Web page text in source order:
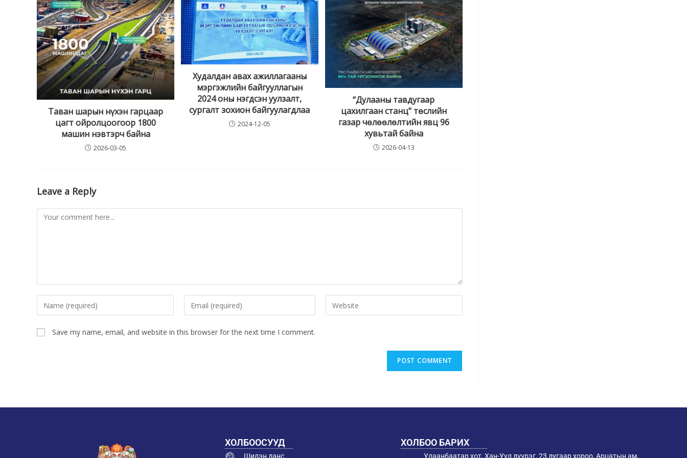
Таван шарын нүхэн гарцаар
цагт ойролцоогоор 1800
машин нэвтэрч байна
2026-03-05
Худалдан авах ажиллагааны
мэргэжлийн байгууллагын
2024 оны нэгдсэн уулзалт,
сургалт зохион байгуулагдлаа
2024-12-05
“Дулааны тавдугаар
цахилгаан станц” төслийн
газар чөлөөлөлтийн явц 96
хувьтай байна
2026-04-13
Leave a Reply
Save my name, email, and website in this browser for the next time I comment.
ХОЛБООСУУД
Шилэн данс
ХОЛБОО БАРИХ
Улаанбаатар хот, Хан-Уул дүүрэг, 23 дугаар хороо, Арцатын ам,